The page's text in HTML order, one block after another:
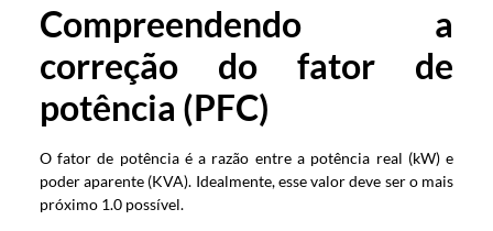
Compreendendo a
correção do fator de
potência (PFC)
O fator de potência é a razão entre a potência real (kW) e
poder aparente (KVA). Idealmente, esse valor deve ser o mais
próximo 1.0 possível.